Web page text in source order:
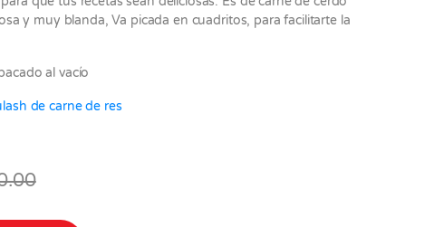
y muy blanda, Va picada en cuadritos, para facilitarte la
al vacío
de carne de res